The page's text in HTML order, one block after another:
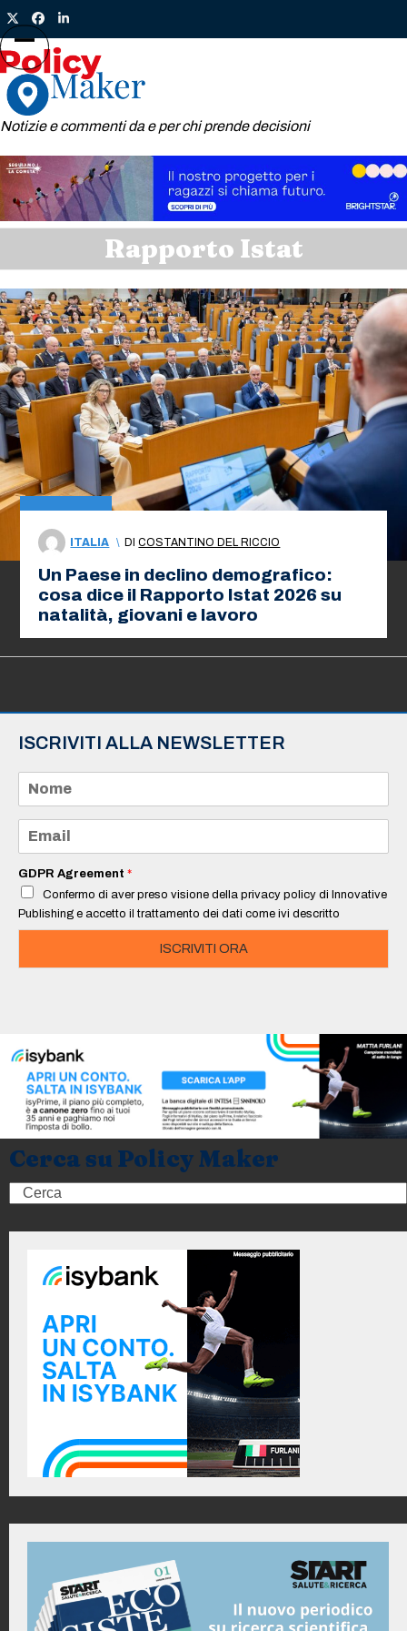
Skip
to
content
TwitterFacebook
LinkedIn
Notizie e commenti da e per chi prende decisioni
Open
mobile
menu
Close
mobile
menu
Rapporto Istat
ITALIA \ DICOSTANTINO DEL RICCIO
Un Paese in declino demografico:
cosa dice il Rapporto Istat 2026 su
natalità, giovani e lavoro
ISCRIVITI ALLA NEWSLETTER
m
e
a
i
*
GDPR Agreement *
Confermo di aver preso visione della privacy policy di Innovative
Publishing e accetto il trattamento dei dati come ivi descritto
ISCRIVITI ORA
Cerca su Policy Maker
Search